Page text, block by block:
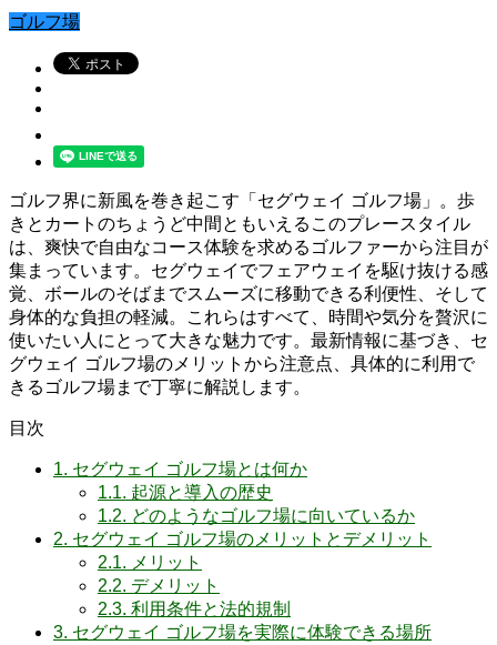
ゴルフ場
ゴルフ界に新風を巻き起こす「セグウェイ ゴルフ場」。歩
きとカートのちょうど中間ともいえるこのプレースタイル
は、爽快で自由なコース体験を求めるゴルファーから注目が
集まっています。セグウェイでフェアウェイを駆け抜ける感
覚、ボールのそばまでスムーズに移動できる利便性、そして
身体的な負担の軽減。これらはすべて、時間や気分を贅沢に
使いたい人にとって大きな魅力です。最新情報に基づき、セ
グウェイ ゴルフ場のメリットから注意点、具体的に利用で
きるゴルフ場まで丁寧に解説します。
目次
1. セグウェイ ゴルフ場とは何か
1.1. 起源と導入の歴史
1.2. どのようなゴルフ場に向いているか
2. セグウェイ ゴルフ場のメリットとデメリット
2.1. メリット
2.2. デメリット
2.3. 利用条件と法的規制
3. セグウェイ ゴルフ場を実際に体験できる場所